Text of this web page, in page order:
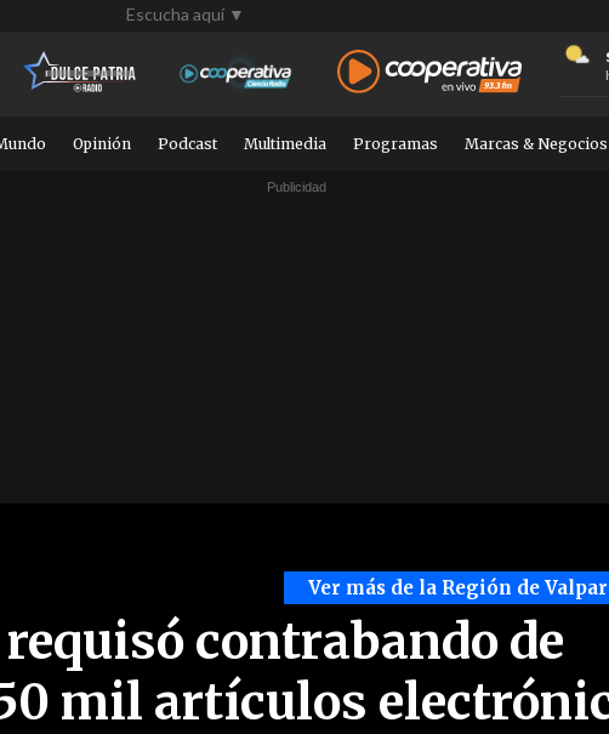
Escucha aquí ▼
Opinión Podcast Multimedia Programas Marcas & Negocios
Ver más de la Región de
contrabando de
mil artículos